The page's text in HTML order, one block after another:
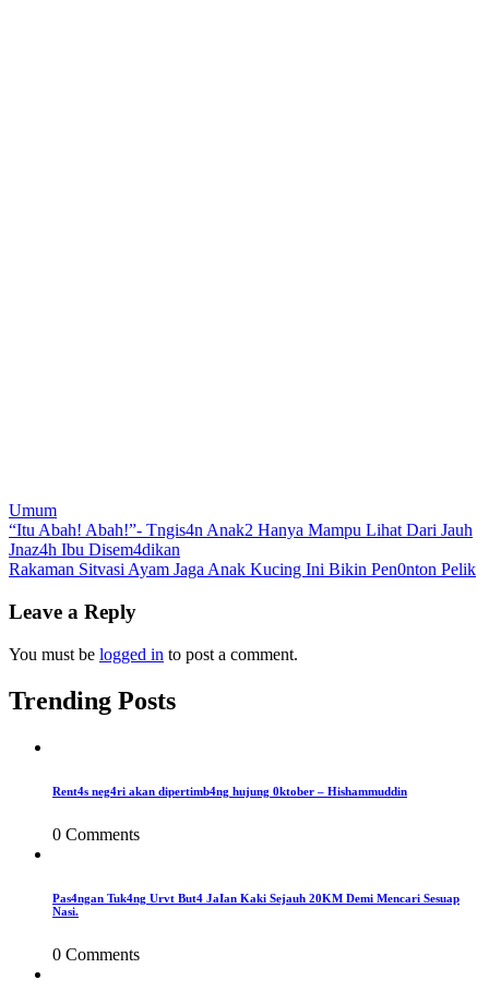
Umum
Post
navigation
“Itu Abah! Abah!”- Tngis4n Anak2 Hanya Mampu Lihat Dari Jauh
Jnaz4h Ibu Disem4dikan
Rakaman Sitvasi Ayam Jaga Anak Kucing Ini Bikin Pen0nton Pelik
Leave a Reply
You must be logged in to post a comment.
Trending Posts
Rent4s neg4ri akan dipertimb4ng hujung 0ktober – Hishammuddin
0 Comments
Pas4ngan Tuk4ng Urvt But4 JaIan Kaki Sejauh 20KM Demi Mencari Sesuap
Nasi.
0 Comments